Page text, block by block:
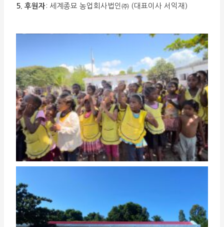
5. 후원자 : 세계종묘 농업회사법인㈜ (대표이사 서익재)